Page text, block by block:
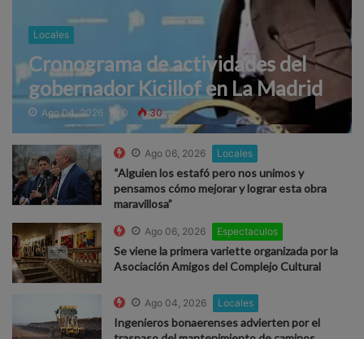
Locales
Cronograma de actividades del
gobernador Kicillof en La Madrid
Ago 04, 2026 0 30
Ago 06, 2026 Locales
“Alguien los estafó pero nos unimos y
pensamos cómo mejorar y lograr esta obra
maravillosa”
Ago 06, 2026 Espectaculos
Se viene la primera variette organizada por la
Asociación Amigos del Complejo Cultural
Ago 04, 2026 Locales
Ingenieros bonaerenses advierten por el